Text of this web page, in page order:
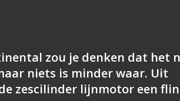
zou je denken dat het
niets is minder waar. Uit
zescilinder lijnmotor een